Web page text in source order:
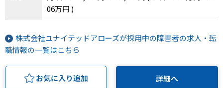
06万円 )
株式会社ユナイテッドアローズが採用中の障害者の求人・転
職情報の一覧はこちら
お気に入り追加 詳細へ